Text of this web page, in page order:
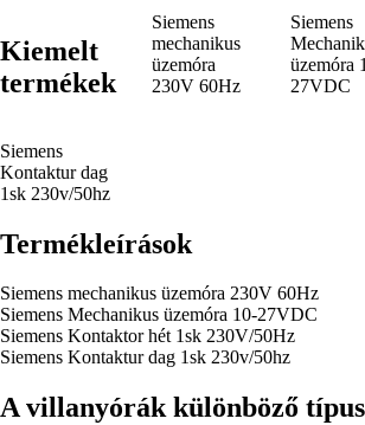
Kiemelt
termékek
Siemens
mechanikus
üzemóra
230V 60Hz
Siemens
üzemóra
27VDC
Siemens
Kontaktur dag
1sk 230v/50hz
Termékleírások
Siemens mechanikus üzemóra 230V 60Hz
Siemens Mechanikus üzemóra 10-27VDC
Siemens Kontaktor hét 1sk 230V/50Hz
Siemens Kontaktur dag 1sk 230v/50hz
A villanyórák különböző